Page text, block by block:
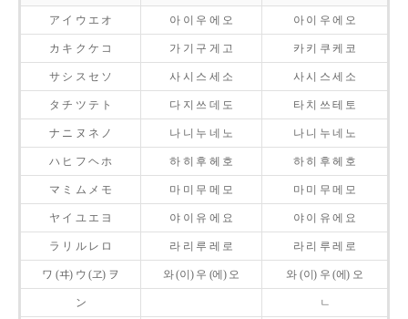
ア イ ウ エ オ 아 이 우 에 오 아 이 우 에 오
カ キ ク ケ コ 가 기 구 게 고 카 키 쿠 케 코
サ シ ス セ ソ 사 시 스 세 소 사 시 스 세 소
タ チ ツ テ ト 다 지 쓰 데 도 타 치 쓰 테 토
ナ ニ ヌ ネ ノ 나 니 누 네 노 나 니 누 네 노
ハ ヒ フ ヘ ホ 하 히 후 헤 호 하 히 후 헤 호
マ ミ ム メ モ 마 미 무 메 모 마 미 무 메 모
ヤ イ ユ エ ヨ 야 이 유 에 요 야 이 유 에 요
ラ リ ル レ ロ 라 리 루 레 로 라 리 루 레 로
ワ (ヰ) ウ (ヱ) ヲ 와 (이) 우 (에) 오 와 (이) 우 (에) 오
ン ㄴ